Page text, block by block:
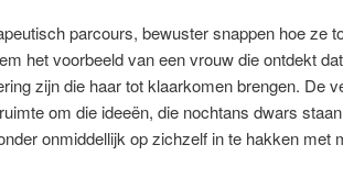
parcours, bewuster snappen hoe ze
het voorbeeld van een vrouw die ontdekt
zijn die haar tot klaarkomen brengen. De
om die ideeën, die nochtans dwars
onmiddellijk op zichzelf in te hakken met